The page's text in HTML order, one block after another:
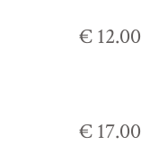
€ 12.00
€ 17.00